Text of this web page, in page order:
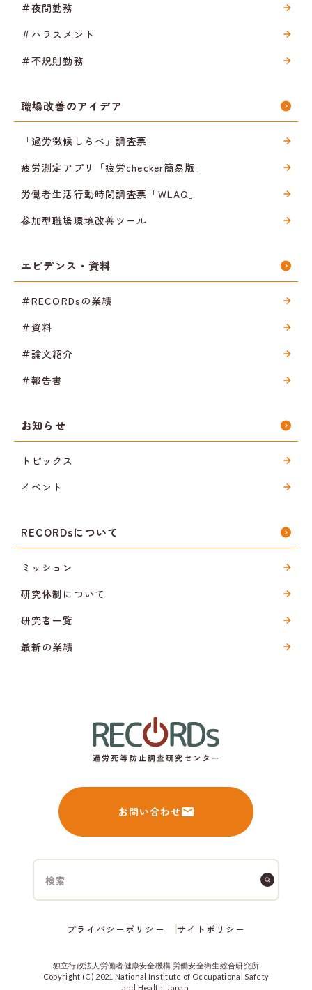
＃夜間勤務
＃ハラスメント
＃不規則勤務
職場改善のアイデア
「過労徴候しらべ」調査票
疲労測定アプリ「疲労checker簡易版」
労働者生活行動時間調査票「WLAQ」
参加型職場環境改善ツール
エビデンス・資料
＃RECORDsの業績
＃資料
＃論文紹介
＃報告書
お知らせ
トピックス
イベント
RECORDsについて
ミッション
研究体制について
研究者一覧
最新の業績
お問い合わせ
プライバシーポリシー サイトポリシー
独立行政法人労働者健康安全機構 労働安全衛生総合研究所
Copyright (C) 2021 National Institute of Occupational Safety
and Health, Japan.